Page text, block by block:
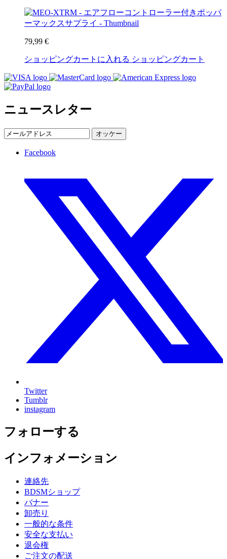
79,99 €
ショッピングカートに入れる ショッピングカート
ニュースレター
オッケー
Facebook
Twitter
Tumblr
instagram
フォローする
インフォメーション
連絡先
BDSMショップ
バナー
卸売り
一般的な条件
安全な支払い
退会権
ご注文の配送